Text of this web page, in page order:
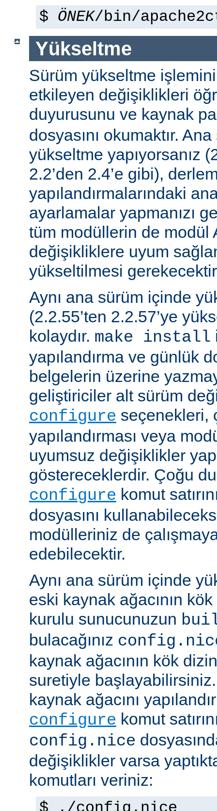
$ ÖNEK/bin/
Yükseltme
Sürüm yükseltme
etkileyen değişiklikleri
duyurusunu ve kaynak
dosyasını okumaktır.
yükseltme yapıyorsanız
2.2’den 2.4’e gibi),
yapılandırmalarındaki
ayarlamalar yapmanızı
tüm modüllerin de modül
değişikliklere uyum
yükseltilmesi
Aynı ana sürüm içinde
(2.2.55’ten 2.2.57’ye
kolaydır. make install
yapılandırma ve günlük
belgelerin üzerine
geliştiriciler alt sürüm
configure seçenekleri,
yapılandırması veya
uyumsuz değişiklikler
göstereceklerdir. Çoğu
configure komut
dosyasını
modülleriniz de
edebilecektir.
Aynı ana sürüm içinde
eski kaynak ağacının
kurulu sunucunuzun
bulacağınız
kaynak ağacının kök
suretiyle
kaynak ağacını
configure komut
config.nice
değişiklikler varsa
komutları veriniz: